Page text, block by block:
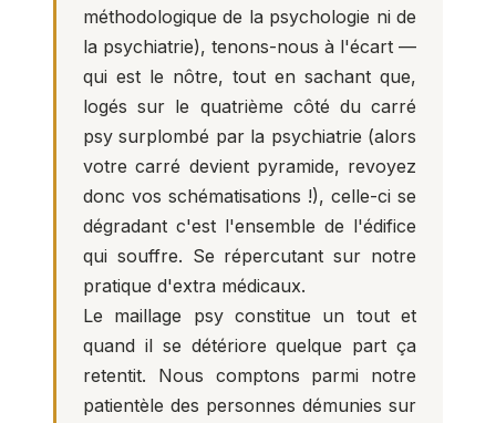
méthodologique de la psychologie ni de
la psychiatrie), tenons-nous à l'écart —
qui est le nôtre, tout en sachant que,
logés sur le quatrième côté du carré
psy surplombé par la psychiatrie (alors
votre carré devient pyramide, revoyez
donc vos schématisations !), celle-ci se
dégradant c'est l'ensemble de l'édifice
qui souffre. Se répercutant sur notre
pratique d'extra médicaux.
Le maillage psy constitue un tout et
quand il se détériore quelque part ça
retentit. Nous comptons parmi notre
patientèle des personnes démunies sur